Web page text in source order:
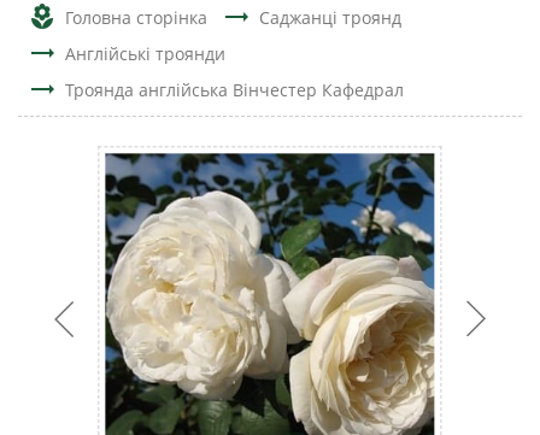
local_florist Головна сторінка trending_flat Саджанці троянд
trending_flat Англійські троянди
trending_flat Троянда англійська Вінчестер Кафедрал